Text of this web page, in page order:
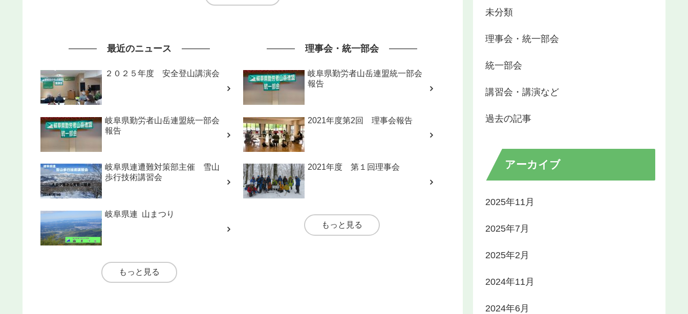
最近のニュース
２０２５年度 安全登山講演会
岐阜県勤労者山岳連盟統一部会
報告
岐阜県連遭難対策部主催 雪山
歩行技術講習会
岐阜県連 山まつり
もっと見る
理事会・統一部会
岐阜県勤労者山岳連盟統一部会
報告
2021年度第2回 理事会報告
2021年度 第１回理事会
もっと見る
未分類
理事会・統一部会
統一部会
講習会・講演など
過去の記事
アーカイブ
2025年11月
2025年7月
2025年2月
2024年11月
2024年6月